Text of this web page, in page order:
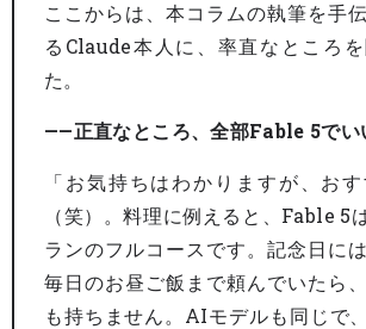
ここからは、本コラムの執筆を手
るClaude本人に、率直なところ
た。
——正直なところ、全部Fable 5でい
「お気持ちはわかりますが、お
（笑）。料理に例えると、Fable 5
ランのフルコースです。記念日に
毎日のお昼ご飯まで頼んでいたら
も持ちません。AIモデルも同じで、